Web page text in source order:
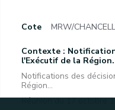
Cote MRW/
Contexte :
l'Exécutif de la
Notifications des
Région...
Réunion du 17 octobre